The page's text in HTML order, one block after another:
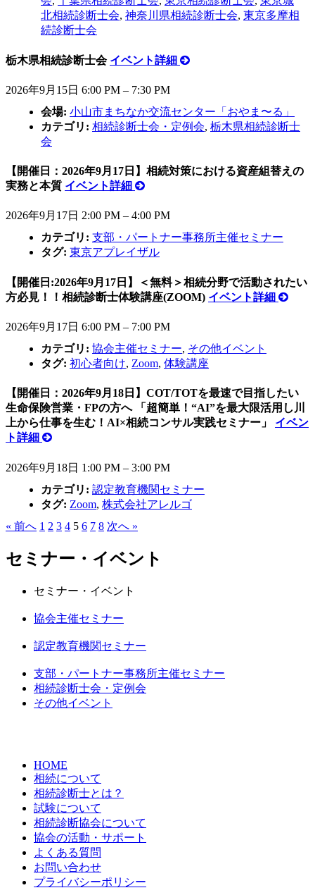
北相続診断士会, 神奈川県相続診断士会, 東京多摩相
続診断士会
栃木県相続診断士会 イベント詳細
2026年9月15日 6:00 PM – 7:30 PM
会場: 小山市まちなか交流センター「おやま〜る」
カテゴリ: 相続診断士会・定例会, 栃木県相続診断士
会
【開催日：2026年9月17日】相続対策における資産組替えの
実務と本質 イベント詳細
2026年9月17日 2:00 PM – 4:00 PM
カテゴリ: 支部・パートナー事務所主催セミナー
タグ: 東京アプレイザル
【開催日:2026年9月17日】＜無料＞相続分野で活動されたい
方必見！！相続診断士体験講座(ZOOM) イベント詳細
2026年9月17日 6:00 PM – 7:00 PM
カテゴリ: 協会主催セミナー, その他イベント
タグ: 初心者向け, Zoom, 体験講座
【開催日：2026年9月18日】COT/TOTを最速で目指したい
生命保険営業・FPの方へ 「超簡単！“AI”を最大限活用し川
上から仕事を生む！AI×相続コンサル実践セミナー」
イベン
ト詳細
2026年9月18日 1:00 PM – 3:00 PM
カテゴリ: 認定教育機関セミナー
タグ: Zoom, 株式会社アレルゴ
« 前へ 1 2 3 4 5 6 7 8 次へ »
セミナー・イベント
セミナー・イベント
協会主催セミナー
認定教育機関セミナー
支部・パートナー事務所主催セミナー
相続診断士会・定例会
その他イベント
HOME
相続について
相続診断士とは？
試験について
相続診断協会について
協会の活動・サポート
よくある質問
お問い合わせ
プライバシーポリシー